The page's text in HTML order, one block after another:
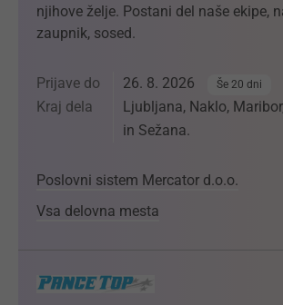
njihove želje. Postani del naše ekipe,
zaupnik, sosed.
Prijave do 26. 8. 2026 Še 20 dni
Kraj dela
Ljubljana, Naklo,
in Sežana.
Poslovni sistem Mercator d.o.o.
Vsa delovna mesta